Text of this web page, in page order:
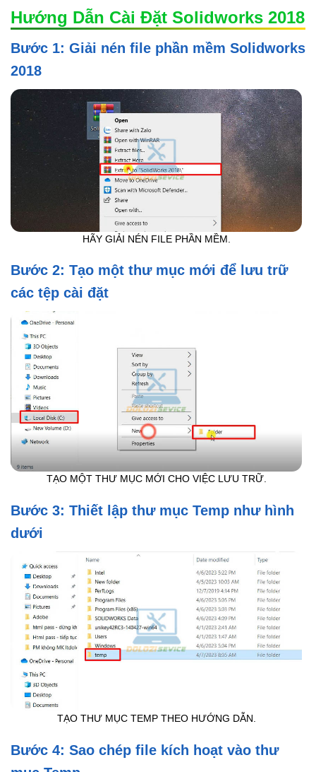
Hướng Dẫn Cài Đặt Solidworks 2018
Bước 1: Giải nén file phần mềm Solidworks
2018
HÃY GIẢI NÉN FILE PHẦN MỀM.
Bước 2: Tạo một thư mục mới để lưu trữ
các tệp cài đặt
TẠO MỘT THƯ MỤC MỚI CHO VIỆC LƯU TRỮ.
Bước 3: Thiết lập thư mục Temp như hình
dưới
TẠO THƯ MỤC TEMP THEO HƯỚNG DẪN.
Bước 4: Sao chép file kích hoạt vào thư